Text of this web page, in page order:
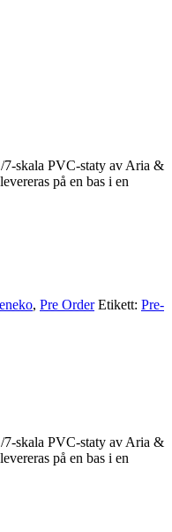
7-skala PVC-staty av Aria &
på en bas i en
, Pre Order Etikett: Pre-
7-skala PVC-staty av Aria &
på en bas i en